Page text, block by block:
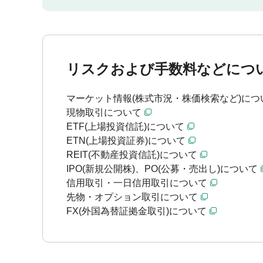
リスクおよび手数料などにつ
マーケット情報(株式市況・株価検索など)につ
現物取引について
ETF(上場投資信託)について
ETN(上場投資証券)について
REIT(不動産投資信託)について
IPO(新規公開株)、PO(公募・売出し)について
信用取引・一日信用取引について
先物・オプション取引について
FX(外国為替証拠金取引)について